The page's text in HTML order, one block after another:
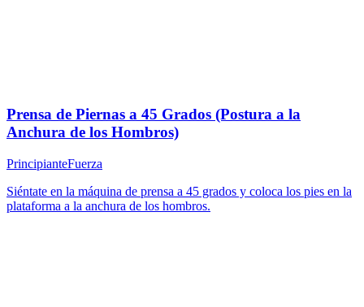
Prensa de Piernas a 45 Grados (Postura a la
Anchura de los Hombros)
PrincipianteFuerza
Siéntate en la máquina de prensa a 45 grados y coloca los pies en la
plataforma a la anchura de los hombros.